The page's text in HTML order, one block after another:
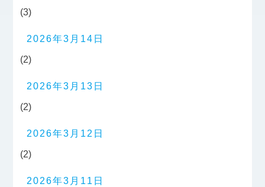
(3)
2026年3月14日
(2)
2026年3月13日
(2)
2026年3月12日
(2)
2026年3月11日